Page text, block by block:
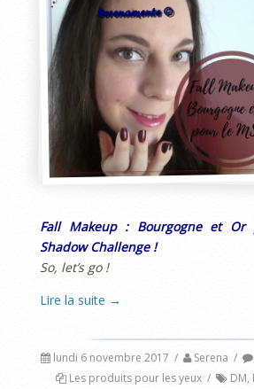
Fall Makeup : Bourgogne et Or
Shadow Challenge !
So, let’s go !
Lire la suite →
lundi 6 novembre 2017 / Serena /
Les produits pour les yeux / DM,